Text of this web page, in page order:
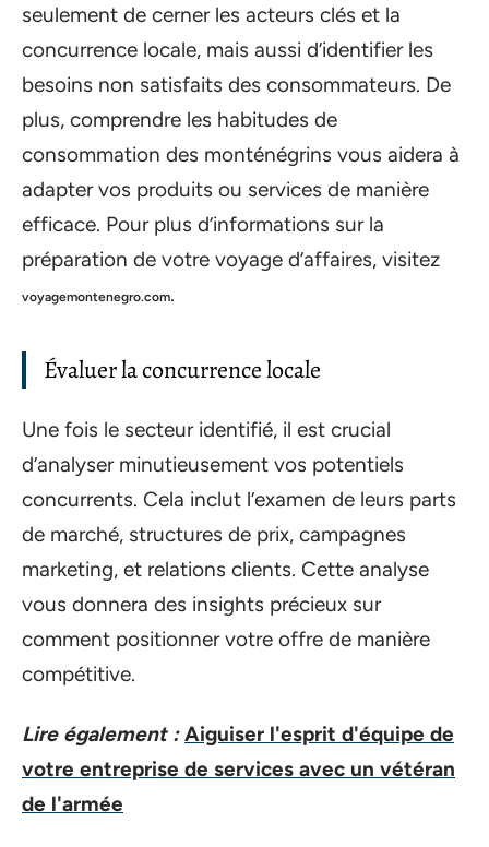
seulement de cerner les acteurs clés et la
concurrence locale, mais aussi d’identifier les
besoins non satisfaits des consommateurs. De
plus, comprendre les habitudes de
consommation des monténégrins vous aidera à
adapter vos produits ou services de manière
efficace. Pour plus d’informations sur la
préparation de votre voyage d’affaires, visitez
voyagemontenegro.com.
Évaluer la concurrence locale
Une fois le secteur identifié, il est crucial
d’analyser minutieusement vos potentiels
concurrents. Cela inclut l’examen de leurs parts
de marché, structures de prix, campagnes
marketing, et relations clients. Cette analyse
vous donnera des insights précieux sur
comment positionner votre offre de manière
compétitive.
Lire également : Aiguiser l'esprit d'équipe de
votre entreprise de services avec un vétéran
de l'armée